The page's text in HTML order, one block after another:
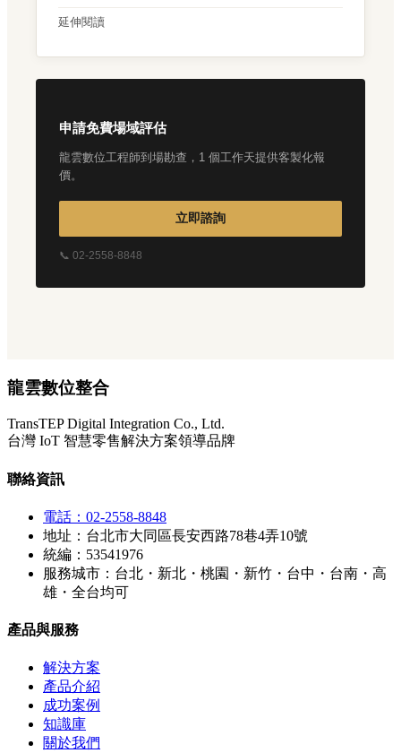
延伸閱讀
申請免費場域評估
龍雲數位工程師到場勘查，1 個工作天提供客製化報
價。
立即諮詢
📞 02-2558-8848
龍雲數位整合
TransTEP Digital Integration Co., Ltd.
台灣 IoT 智慧零售解決方案領導品牌
聯絡資訊
電話：02-2558-8848
地址：台北市大同區長安西路78巷4弄10號
統編：53541976
服務城市：台北・新北・桃園・新竹・台中・台南・高
雄・全台均可
產品與服務
解決方案
產品介紹
成功案例
知識庫
關於我們